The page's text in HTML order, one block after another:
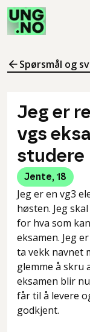
Spørsmål og
Jeg er
vgs
studere
Jente, 18
Jeg er en vg3
høsten. Jeg
for hva som
eksamen. Jeg
ta vekk navnet
glemme å skru
eksamen blir
får til å levere
godkjent.